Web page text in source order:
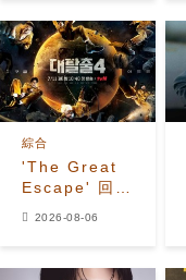
'The Great
Escape' 回
夫勝寛加入全
綜合
2026-08-06